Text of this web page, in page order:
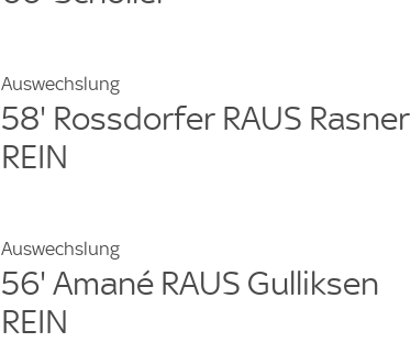
Auswechslung
58' Rossdorfer RAUS Rasner
REIN
Auswechslung
56' Amané RAUS Gulliksen
REIN